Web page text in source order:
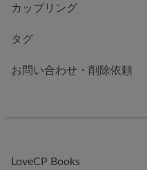
カップリング
タグ
お問い合わせ・削除依頼
LoveCP Books